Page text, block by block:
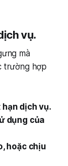
vụ.
mà
trường hợp
dịch vụ.
dụng của
hoặc chịu